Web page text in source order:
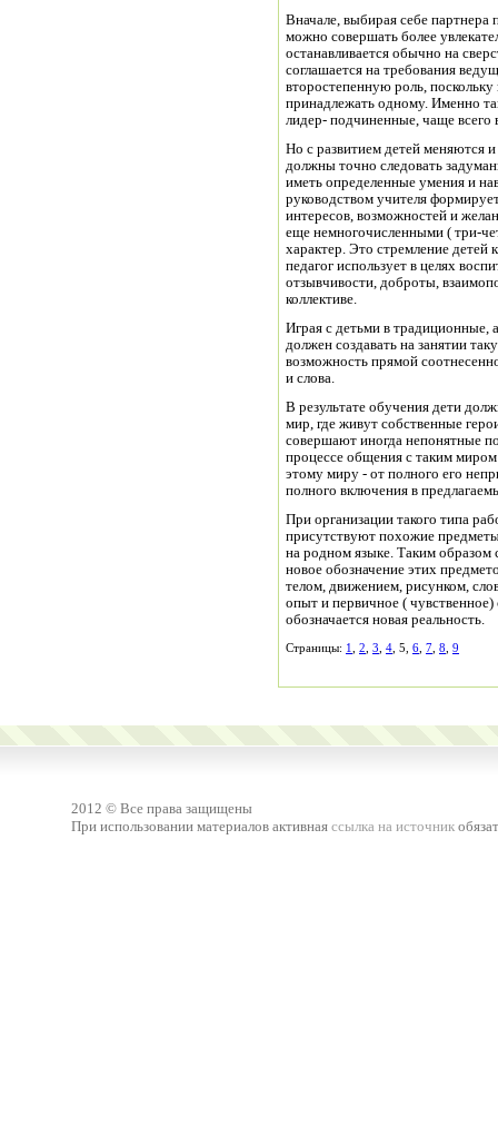
Вначале, выбирая себе партнера
можно совершать более
останавливается обычно на
соглашается на требования
второстепенную роль, поскольку
принадлежать одному. Именно
лидер- подчиненные, чаще всего
Но с развитием детей меняются
должны точно следовать
иметь определенные умения и
руководством учителя
интересов, возможностей и
еще немногочисленными ( три-
характер. Это стремление
педагог использует в целях
отзывчивости, доброты,
коллективе.
Играя с детьми в традиционные,
должен создавать на занятии
возможность прямой
и слова.
В результате обучения дети
мир, где живут собственные
совершают иногда непонятные
процессе общения с таким
этому миру - от полного его
полного включения в
При организации такого типа
присутствуют похожие
на родном языке. Таким образом
новое обозначение этих
телом, движением, рисунком,
опыт и первичное (
обозначается новая реальность.
Страницы: 1 2 3 4 , 5, 6 7 8 9
2012 © Все права защищены
При использовании материалов активная ссылка на источник